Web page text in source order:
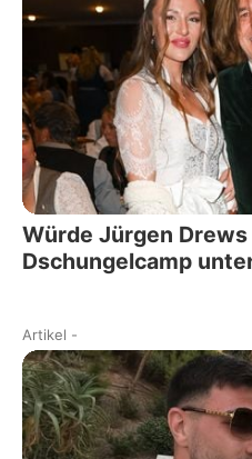
Würde Jürgen
Dschungelcamp
Artikel -